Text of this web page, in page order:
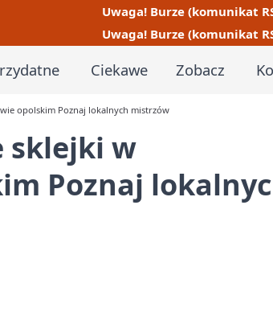
Uwaga! Burze (komunikat
Uwaga! Burze (komunikat
Ciekawe Zobacz
opolskim Poznaj lokalnych mistrzów
sklejki w
Poznaj